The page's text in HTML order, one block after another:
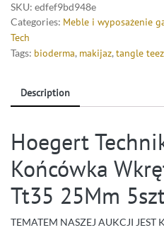
SKU: edfef9bd948e
Categories: Meble i wyposażenie
Tech
Tags: bioderma, makijaz, tangle
Description
Hoegert
Końcówka
Tt35 25Mm
TEMATEM NASZEJ AUKCJI JEST